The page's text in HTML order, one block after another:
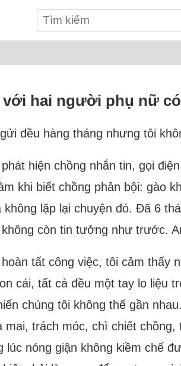
với hai người phụ nữ
đều hàng tháng nhưng tôi
hiện chồng nhắn tin, gọi
khi biết chồng phản bội: gào
lặp lại chuyện đó. Đã 6
còn tin tưởng như trước.
tất công việc, tôi cảm thấy
cái, tất cả đều một tay lo liệu
chúng tôi không thể gần
mai, trách móc, chì chiết
lúc nóng giận không kiềm chế